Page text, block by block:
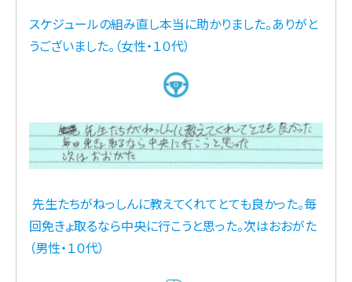
スケジュールの組み直し本当に助かりました。ありがと
うございました。（女性・１０代）
先生たちがねっしんに教えてくれてとても良かった。毎
回免きょ取るなら中央に行こうと思った。次はおおがた
（男性・１０代）